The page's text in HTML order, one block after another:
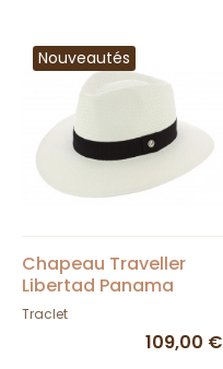
Nouveautés
Chapeau Traveller
Libertad Panama
Blanc UPF 50 + -
Traclet
109,00 €